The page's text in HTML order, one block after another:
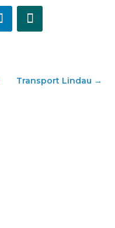
Transport Lindau →